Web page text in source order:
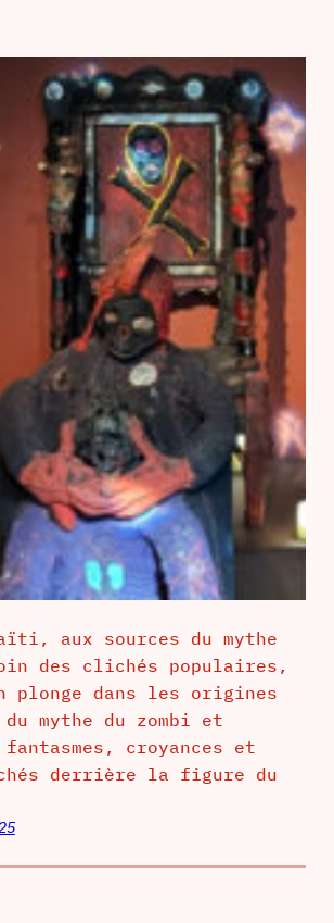
aux sources du mythe
des clichés populaires,
plonge dans les origines
mythe du zombi et
croyances et
derrière la figure du